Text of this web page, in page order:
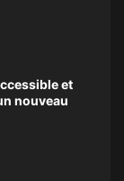
et
nouveau